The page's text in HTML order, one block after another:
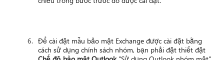
Để cài đặt mẫu bảo mật Exchange được cài đặt bằng
cách sử dụng chính sách nhóm, bạn phải đặt thiết đặt